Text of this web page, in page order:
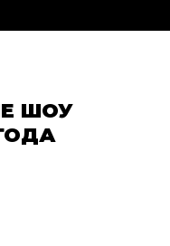
ШОУ